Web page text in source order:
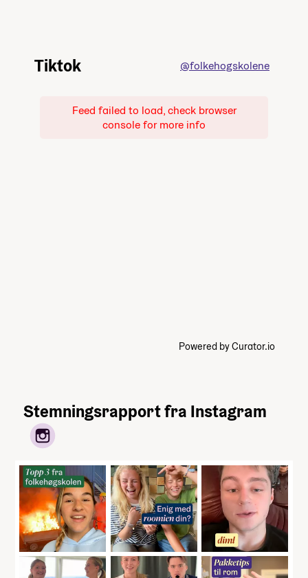
Tiktok @folkehogskolene
Feed failed to load, check browser
console for more info
Powered by Curator.io
Stemningsrapport fra Instagram